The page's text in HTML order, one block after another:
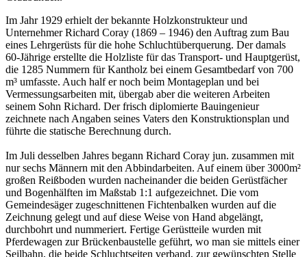
Im Jahr 1929 erhielt der bekannte Holzkonstrukteur und
Unternehmer Richard Coray (1869 – 1946) den Auftrag zum Bau
eines Lehrgerüsts für die hohe Schluchtüberquerung. Der damals
60-Jährige erstellte die Holzliste für das Transport- und Hauptgerüst,
die 1285 Nummern für Kantholz bei einem Gesamtbedarf von 700
m³ umfasste. Auch half er noch beim Montageplan und bei
Vermessungsarbeiten mit, übergab aber die weiteren Arbeiten
seinem Sohn Richard. Der frisch diplomierte Bauingenieur
zeichnete nach Angaben seines Vaters den Konstruktionsplan und
führte die statische Berechnung durch.
Im Juli desselben Jahres begann Richard Coray jun. zusammen mit
nur sechs Männern mit den Abbindarbeiten. Auf einem über 3000m²
großen Reißboden wurden nacheinander die beiden Gerüstfächer
und Bogenhälften im Maßstab 1:1 aufgezeichnet. Die vom
Gemeindesäger zugeschnittenen Fichtenbalken wurden auf die
Zeichnung gelegt und auf diese Weise von Hand abgelängt,
durchbohrt und nummeriert. Fertige Gerüstteile wurden mit
Pferdewagen zur Brückenbaustelle geführt, wo man sie mittels einer
Seilbahn, die beide Schluchtseiten verband, zur gewünschten Stelle